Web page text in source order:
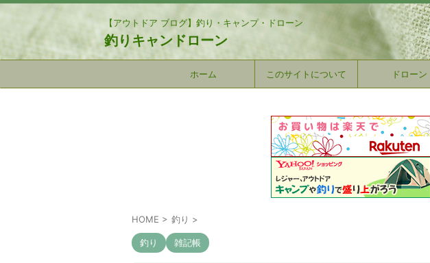
【アウトドア ブログ】釣り・キャンプ・ドローン
釣りキャンドローン
ホーム このサイトについて ドローン
HOME > 釣り >
釣り 雑記帳